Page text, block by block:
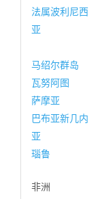
法属波利尼西
亚
马绍尔群岛
瓦努阿图
萨摩亚
巴布亚新几内
亚
瑙鲁
非洲